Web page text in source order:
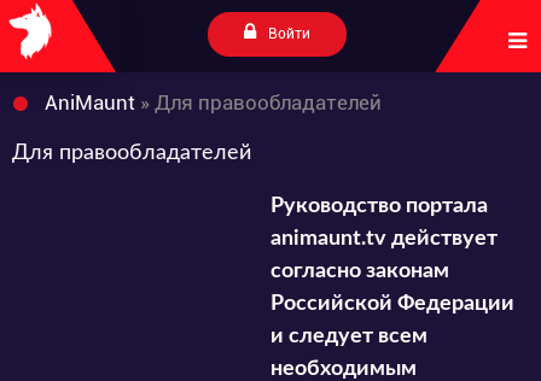
Войти
AniMaunt » Для правообладателей
Для правообладателей
Руководство портала
animaunt.tv действует
согласно законам
Российской Федерации
и следует всем
необходимым